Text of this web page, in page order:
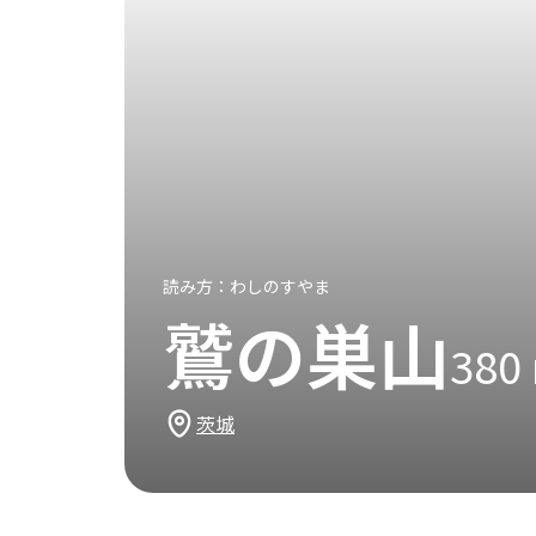
読み方： わしのすやま
鷲の巣山380
茨城